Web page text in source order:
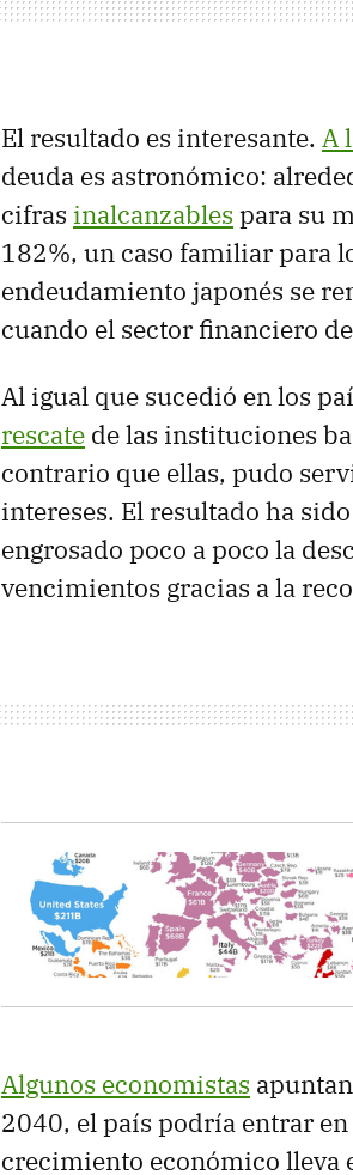
El resultado es interesante. A
deuda es astronómico:
cifras inalcanzables para su
182%, un caso familiar para
endeudamiento japonés se
cuando el sector financiero
Al igual que sucedió en los
rescate de las instituciones
contrario que ellas, pudo
intereses. El resultado ha
engrosado poco a poco la
vencimientos gracias a la
Algunos economistas
2040, el país podría entrar en
crecimiento económico lleva